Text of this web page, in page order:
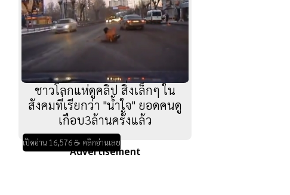
ชาวโลกแห่ดูคลิป สิ่งเล็กๆ ใน
สังคมที่เรียกว่า "น้ำใจ" ยอดคนดู
เกือบ3ล้านครั้งแล้ว
เปิดอ่าน 16,576 ☕ คลิกอ่านเลย
Advertisement